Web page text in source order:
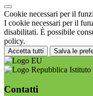
Cookie necessari per il
I cookie necessari per il
disabilitati. È possibile
policy.
Accetta tutti Salva le
Istituto
Contatti